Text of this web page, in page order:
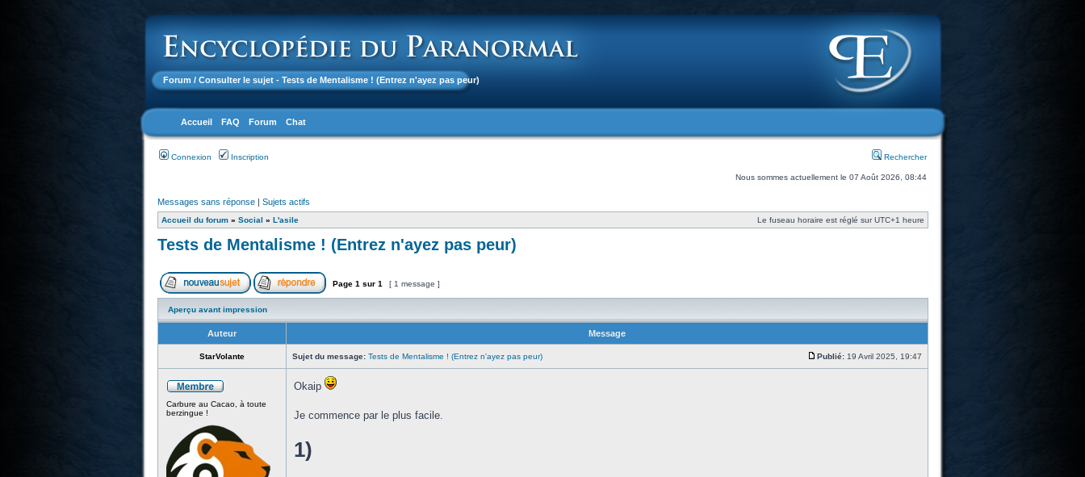
Forum / Consulter le sujet - Tests de Mentalisme ! (Entrez n'ayez pas peur)
Accueil FAQ Forum Chat
Connexion Inscription Rechercher
Nous sommes actuellement le 07 Août 2026, 08:44
Messages sans réponse| Sujets actifs
Accueil du forum» Social » L'asile Le fuseau horaire est réglé sur UTC+1 heure
Tests de Mentalisme ! (Entrez n'ayez pas peur)
Page 1 sur 1 [ 1 message ]
Aperçu avant impression
Auteur Message
StarVolante Sujet du message: Tests de Mentalisme ! (Entrez n'ayez pas peur) Publié:19 Avril 2025, 19:47
Carbure au Cacao, à toute
berzingue !
Okaip
Je commence par le plus facile.
1)